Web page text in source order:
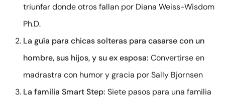
triunfar donde otros fallan por Diana Weiss-Wisdom
Ph.D.
La guía para chicas solteras para casarse con un
hombre, sus hijos, y su ex esposa: Convertirse en
madrastra con humor y gracia por Sally Bjornsen
La familia Smart Step: Siete pasos para una familia